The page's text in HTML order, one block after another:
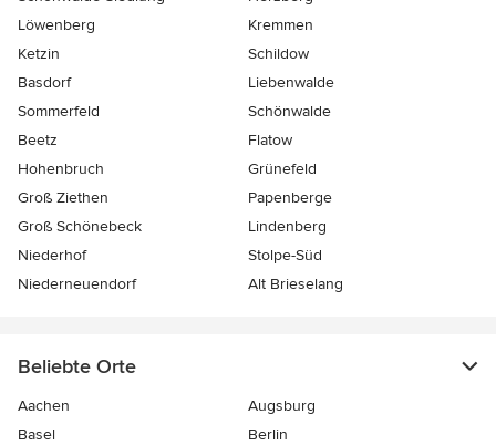
Löwenberg
Kremmen
Ketzin
Schildow
Basdorf
Liebenwalde
Sommerfeld
Schönwalde
Beetz
Flatow
Hohenbruch
Grünefeld
Groß Ziethen
Papenberge
Groß Schönebeck
Lindenberg
Niederhof
Stolpe-Süd
Niederneuendorf
Alt Brieselang
Beliebte Orte
Aachen
Augsburg
Basel
Berlin